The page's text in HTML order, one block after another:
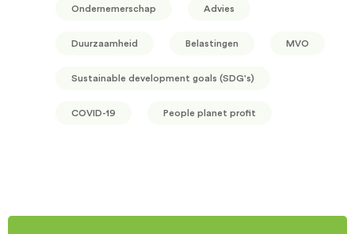
Ondernemerschap Advies
Duurzaamheid Belastingen MVO
Sustainable development goals (SDG's)
COVID-19 People planet profit